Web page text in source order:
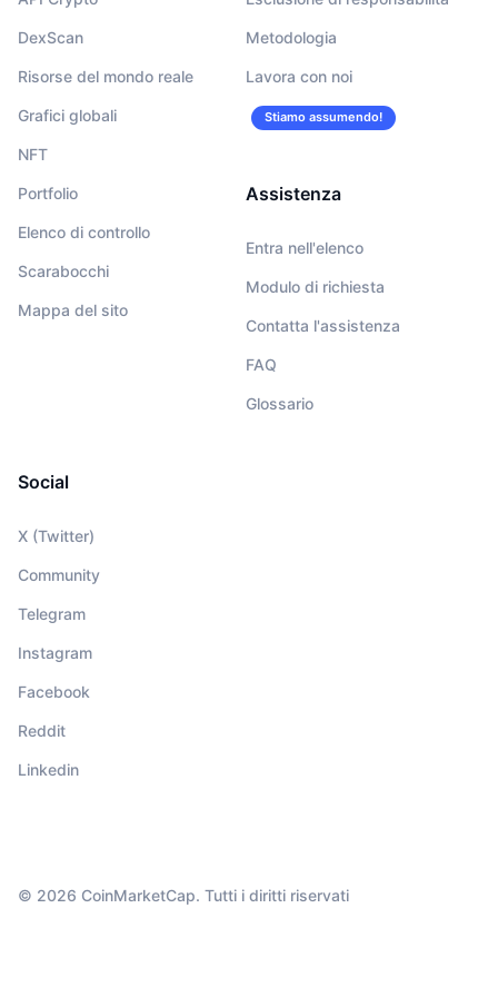
DexScan
Risorse del mondo reale
Grafici globali
NFT
Portfolio
Elenco di controllo
Scarabocchi
Mappa del sito
Metodologia
Lavora con noi
Stiamo assumendo!
Assistenza
Entra nell'elenco
Modulo di richiesta
Contatta l'assistenza
FAQ
Glossario
Social
X (Twitter)
Community
Telegram
Instagram
Facebook
Reddit
Linkedin
© 2026 CoinMarketCap. Tutti i diritti riservati